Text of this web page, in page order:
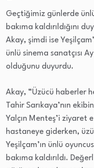
Geçtiğimiz günlerde
bakıma kaldırıldığını
Akay, şimdi ise
ünlü sinema sanatçısı
olduğunu duyurdu.
Akay, “Üzücü haberler
Tahir Sarıkaya’nın
Yalçın Menteş’i
hastaneye giderken,
Yeşilçam’ın ünlü
bakıma kaldırıldı.